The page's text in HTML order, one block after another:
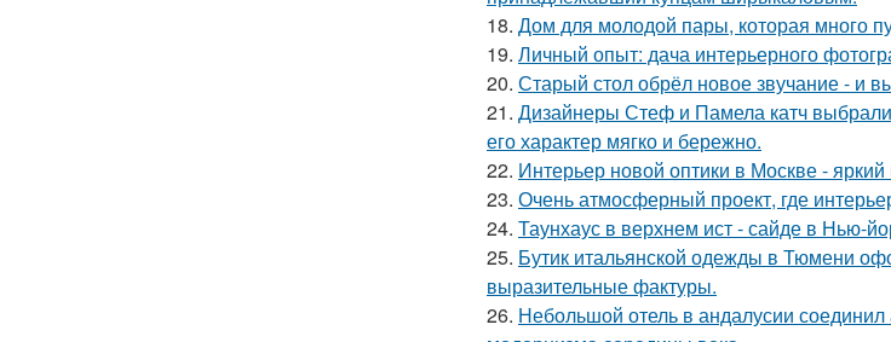
18. Дом для молодой пары, которая много
19. Личный опыт: дача интерьерного
20. Старый стол обрёл новое звучание - и
21. Дизайнеры Стеф и Памела катч выбрали
его характер мягко и бережно.
22. Интерьер новой оптики в Москве -
23. Очень атмосферный проект, где
24. Таунхаус в верхнем ист - сайде в Нью-
25. Бутик итальянской одежды в Тюмени
выразительные фактуры.
26. Небольшой отель в андалусии